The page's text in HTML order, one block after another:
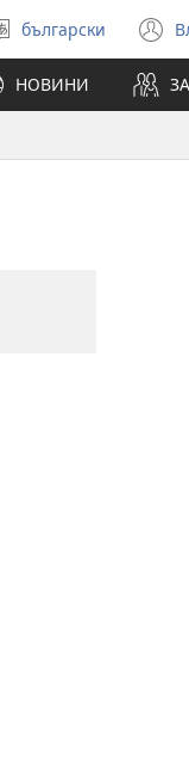
Избери
език
български
НОВИНИ